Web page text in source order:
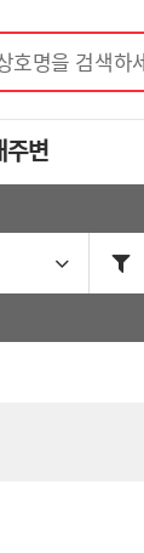
호명을 검색하
주변